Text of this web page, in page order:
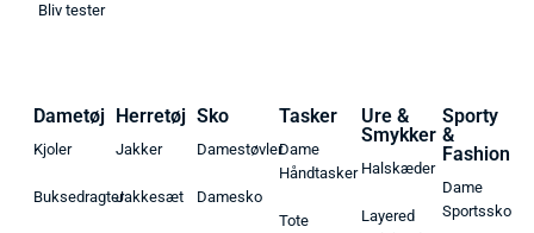
Bliv tester
Dametøj
Kjoler
Buksedragter
Herretøj
Jakker
Jakkesæt
Sko
Damestøvler
Damesko
Tasker
Dame
Håndtasker
Tote
Ure &
Smykker
Halskæder
Layered
Sporty
&
Fashion
Dame
Sportssko